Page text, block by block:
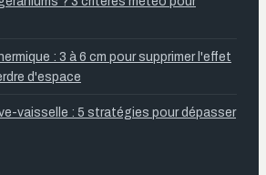
: 3 à 6 cm pour supprimer l'effet
d'espace
vaisselle : 5 stratégies pour dépasser